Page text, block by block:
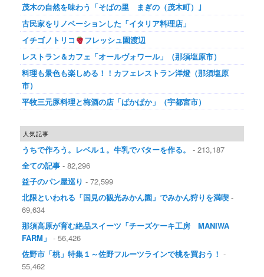
茂木の自然を味わう「そばの里 まぎの（茂木町）｣
古民家をリノベーションした「イタリア料理店」
イチゴノトリコ
フレッシュ園渡辺
レストラン＆カフェ「オールヴォワール」（那須塩原市）
料理も景色も楽しめる！！カフェレストラン洋燈（那須塩原
市）
平牧三元豚料理と梅酒の店「ぱかぱか」（宇都宮市）
人気記事
うちで作ろう。レベル１。牛乳でバターを作る。
- 213,187
全ての記事 - 82,296
益子のパン屋巡り - 72,599
北限といわれる「国見の観光みかん園」でみかん狩りを満喫 -
69,634
那須高原が育む絶品スイーツ「チーズケーキ工房 MANIWA
FARM」 - 56,426
佐野市「桃」特集１～佐野フルーツラインで桃を買おう！ -
55,462